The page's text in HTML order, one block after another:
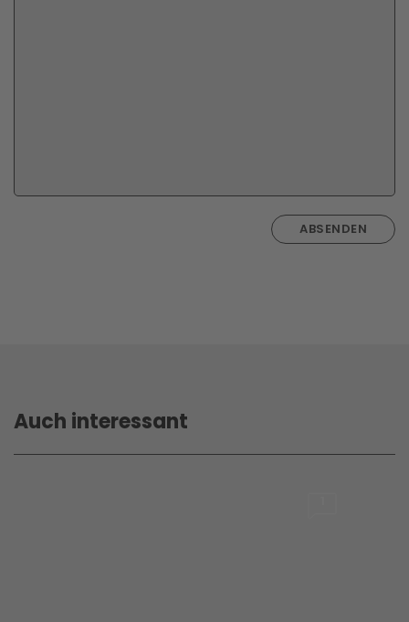
ABSENDEN
Auch interessant